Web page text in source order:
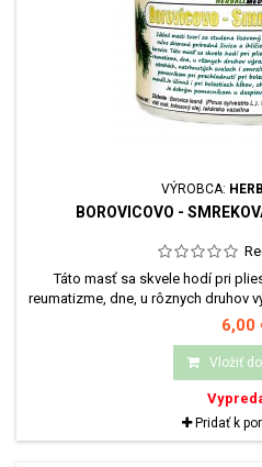
VÝROBCA:
BOROVICOVO -
Táto masť sa skvele hodí pri
reumatizme, dne, u rôznych druhov
ostrohách, natrhnutých svaloch i
pomocníkom pri prechladnutí pri
mandlí.Je účinná i pri bolestiach
Je dobrým
6,00
Vložiť
Pridať k